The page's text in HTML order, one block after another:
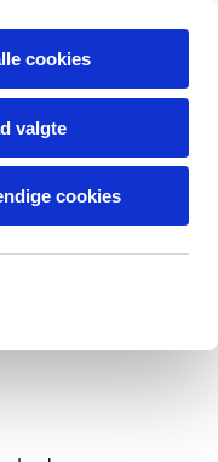
cookies
valgte
cookies